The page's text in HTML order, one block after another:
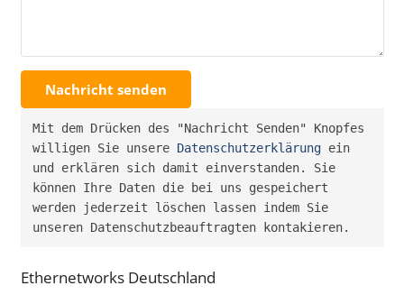
Nachricht senden
Mit dem Drücken des "Nachricht Senden" Knopfes
willigen Sie unsere Datenschutzerklärung ein
und erklären sich damit einverstanden. Sie
können Ihre Daten die bei uns gespeichert
werden jederzeit löschen lassen indem Sie
unseren Datenschutzbeauftragten kontakieren.
Ethernetworks Deutschland